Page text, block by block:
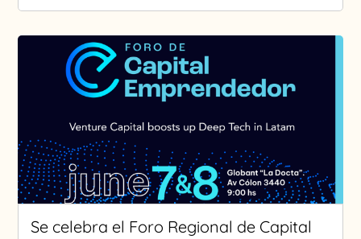
Se celebra el Foro Regional de Capital